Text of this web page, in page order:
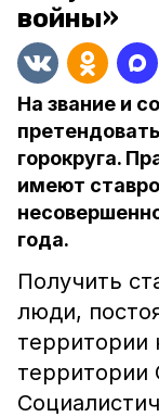
войны»
На звание и
горокруга.
имеют
года.
Получить
люди,
территории
территории